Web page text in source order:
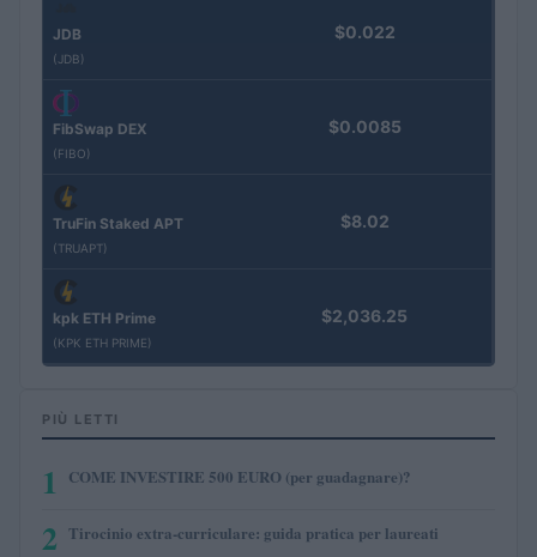
JDB
(JDB)
$0.022
FibSwap DEX
(FIBO)
$0.0085
TruFin Staked APT
(TRUAPT)
$8.02
kpk ETH Prime
(KPK ETH PRIME)
$2,036.25
PIÙ LETTI
1 COME INVESTIRE 500 EURO (per guadagnare)?
2 Tirocinio extra-curriculare: guida pratica per laureati